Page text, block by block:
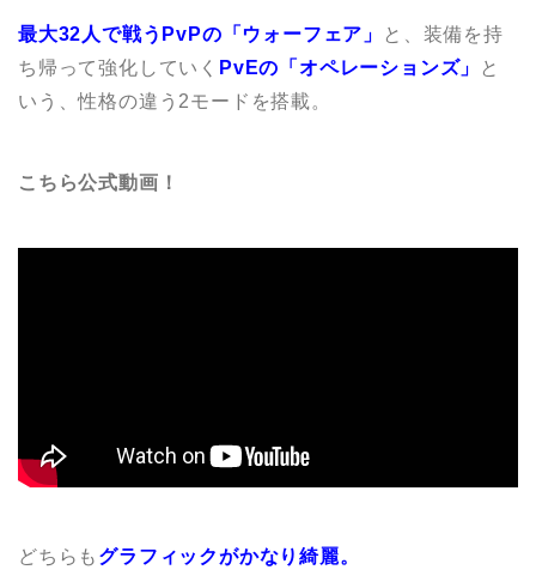
最大32人で戦うPvPの「ウォーフェア」
と、装備を持
ち帰って強化していく PvEの「オペレーションズ」
と
いう、性格の違う2モードを搭載。
こちら公式動画！
どちらも グラフィックがかなり綺麗。